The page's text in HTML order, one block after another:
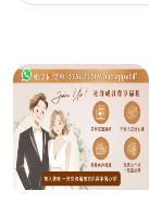
準新人的個性及預算
賓客永誌難忘！